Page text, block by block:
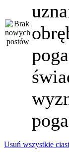
Usuń wszystkie